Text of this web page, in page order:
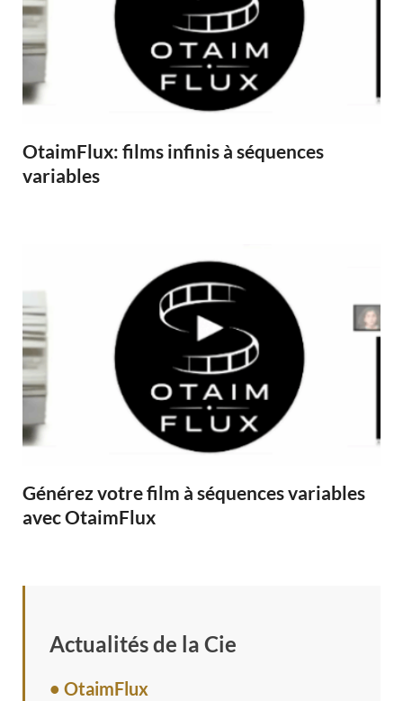
OtaimFlux: films infinis à séquences
variables
Générez votre film à séquences variables
avec OtaimFlux
Actualités de la Cie
• OtaimFlux